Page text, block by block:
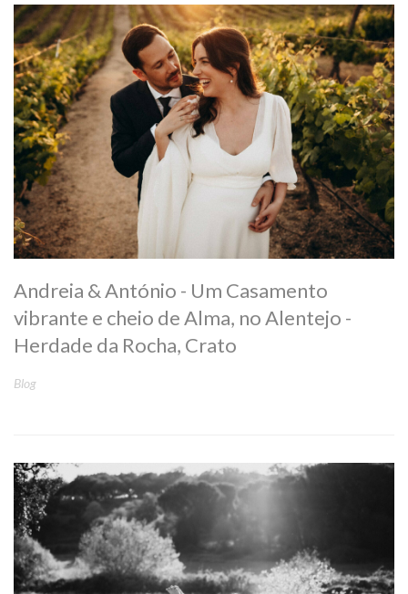
Andreia & António - Um Casamento
vibrante e cheio de Alma, no Alentejo -
Herdade da Rocha, Crato
Blog